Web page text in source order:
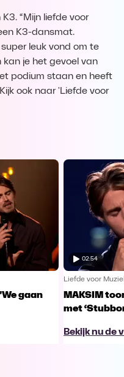
“Mijn liefde voor
K3-dansmat.
leuk vond om te
kan je het gevoel van
podium staan en heeft
ook naar 'Liefde voor
gaan
02:54
Liefde voor
MAKSIM
met
Bekijk nu de